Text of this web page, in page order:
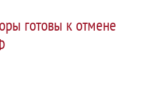
готовы к отмене